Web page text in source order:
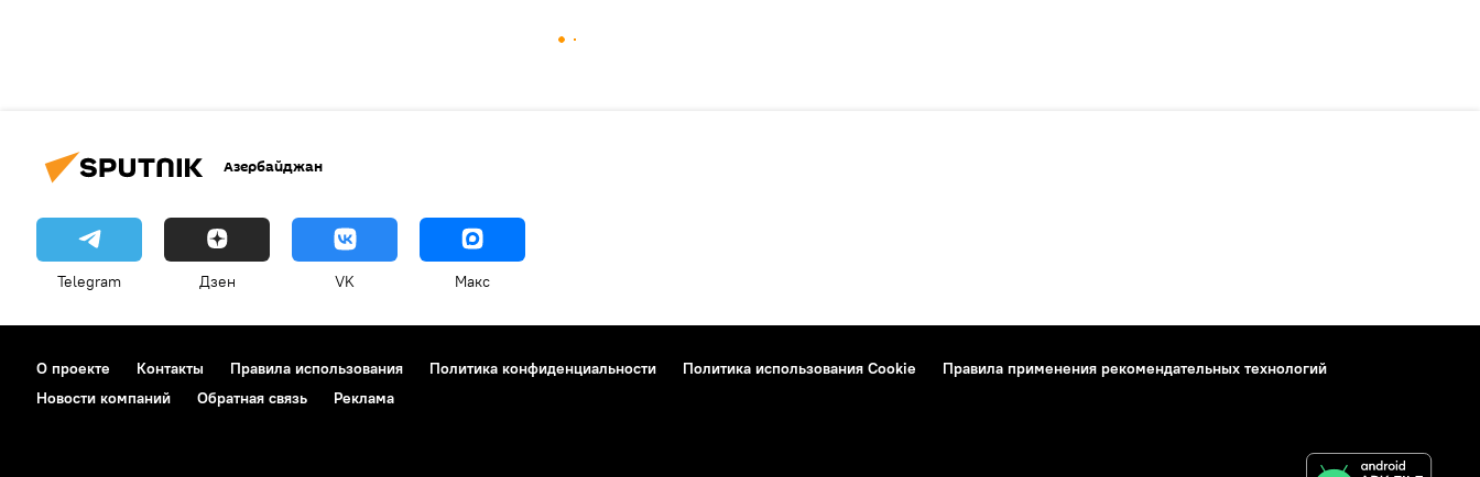
Азербайджан
Telegram Дзен VK Макс
О проекте Контакты Правила использования Политика конфиденциальности Политика использования Cookie
Правила применения рекомендательных технологий
Новости компаний
Обратная связь Реклама